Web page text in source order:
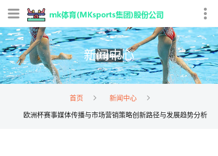
新闻中心
首页
新闻中心
欧洲杯赛事媒体传播与市场营销策略创新路径与发展趋势分析